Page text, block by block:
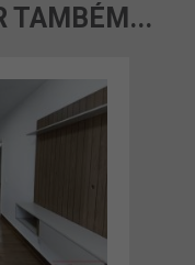
TAMBÉM...